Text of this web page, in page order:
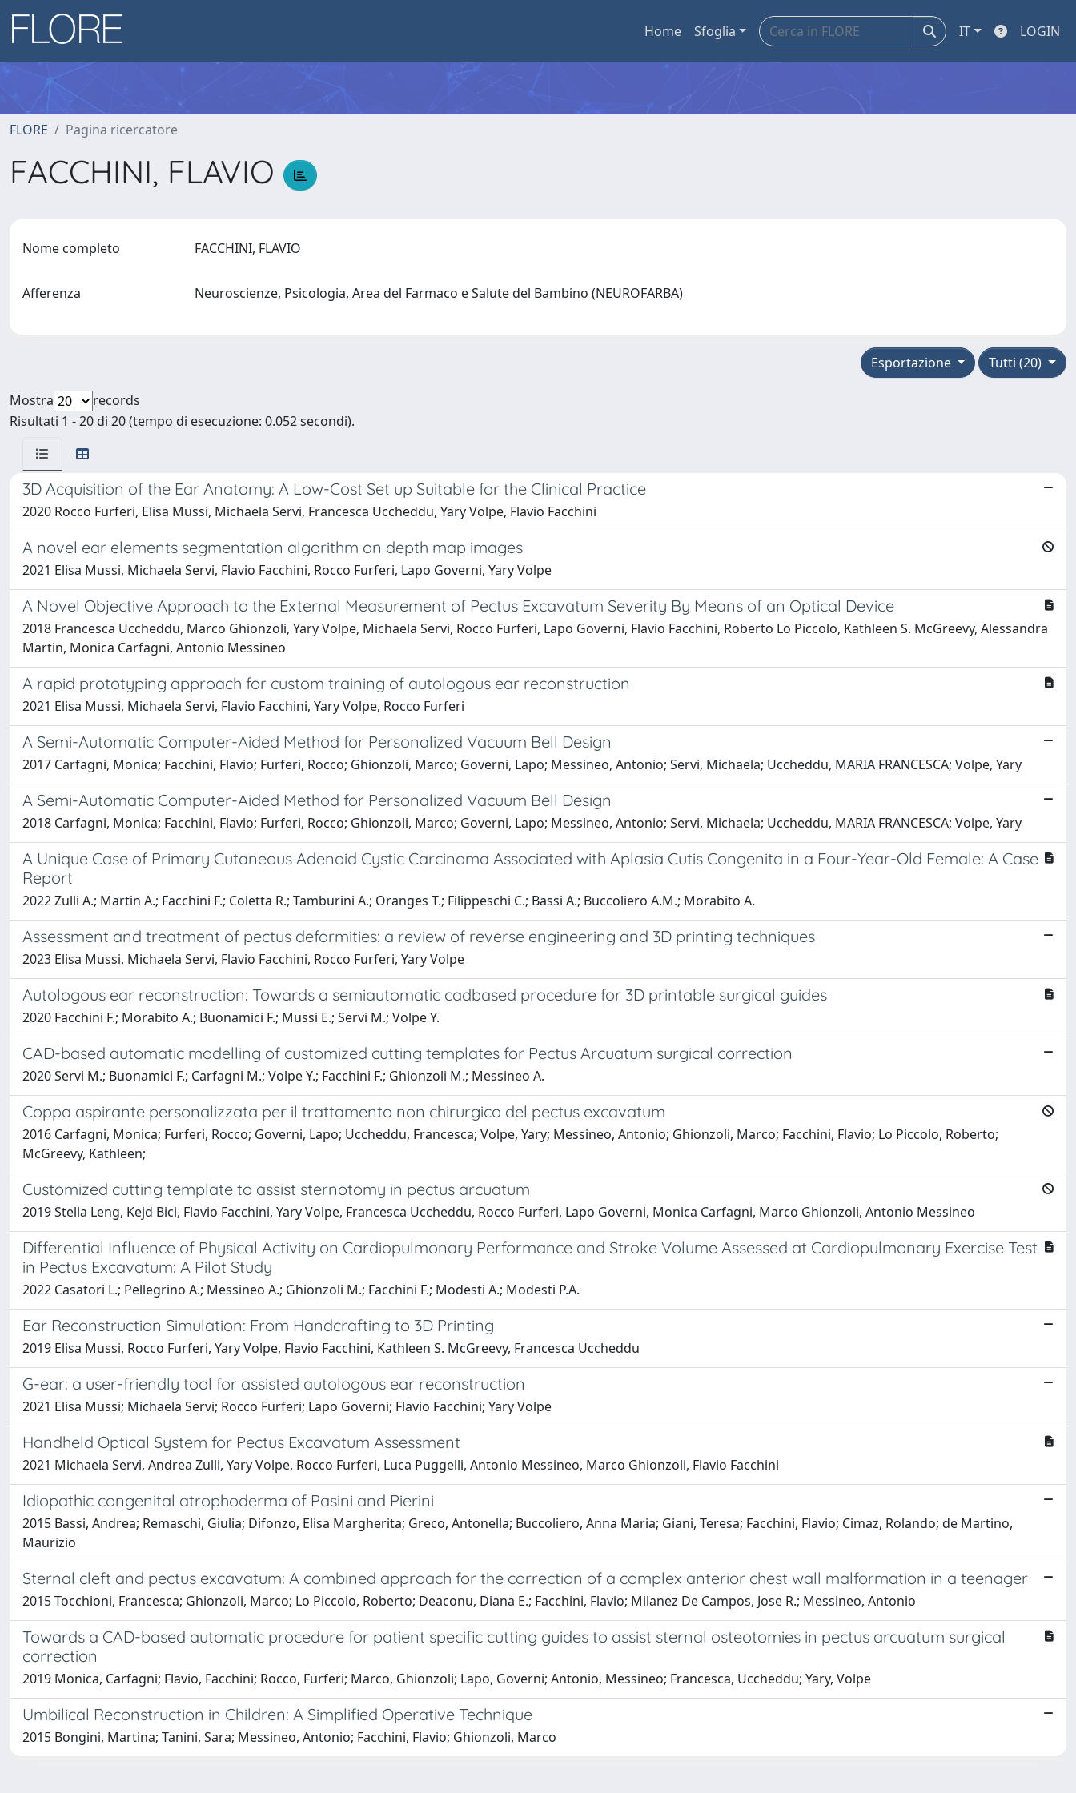
Home Sfoglia IT LOGIN
FLORE Pagina ricercatore
FACCHINI, FLAVIO
Nome completo FACCHINI, FLAVIO
Afferenza Neuroscienze, Psicologia, Area del Farmaco e Salute del Bambino (NEUROFARBA)
Tutti (20)
Esportazione
Mostra
records
Risultati 1 - 20 di 20 (tempo di esecuzione: 0.052 secondi).
3D Acquisition of the Ear Anatomy: A Low-Cost Set up Suitable for the Clinical Practice
2020 Rocco Furferi, Elisa Mussi, Michaela Servi, Francesca Uccheddu, Yary Volpe, Flavio Facchini
A novel ear elements segmentation algorithm on depth map images
2021 Elisa Mussi, Michaela Servi, Flavio Facchini, Rocco Furferi, Lapo Governi, Yary Volpe
A Novel Objective Approach to the External Measurement of Pectus Excavatum Severity By Means of an Optical Device
2018 Francesca Uccheddu, Marco Ghionzoli, Yary Volpe, Michaela Servi, Rocco Furferi, Lapo Governi, Flavio Facchini, Roberto Lo Piccolo, Kathleen S. McGreevy, Alessandra
Martin, Monica Carfagni, Antonio Messineo
A rapid prototyping approach for custom training of autologous ear reconstruction
2021 Elisa Mussi, Michaela Servi, Flavio Facchini, Yary Volpe, Rocco Furferi
A Semi-Automatic Computer-Aided Method for Personalized Vacuum Bell Design
2017 Carfagni, Monica; Facchini, Flavio; Furferi, Rocco; Ghionzoli, Marco; Governi, Lapo; Messineo, Antonio; Servi, Michaela; Uccheddu, MARIA FRANCESCA; Volpe, Yary
A Semi-Automatic Computer-Aided Method for Personalized Vacuum Bell Design
2018 Carfagni, Monica; Facchini, Flavio; Furferi, Rocco; Ghionzoli, Marco; Governi, Lapo; Messineo, Antonio; Servi, Michaela; Uccheddu, MARIA FRANCESCA; Volpe, Yary
A Unique Case of Primary Cutaneous Adenoid Cystic Carcinoma Associated with Aplasia Cutis Congenita in a Four-Year-Old Female: A Case
Report
2022 Zulli A.; Martin A.; Facchini F.; Coletta R.; Tamburini A.; Oranges T.; Filippeschi C.; Bassi A.; Buccoliero A.M.; Morabito A.
Assessment and treatment of pectus deformities: a review of reverse engineering and 3D printing techniques
2023 Elisa Mussi, Michaela Servi, Flavio Facchini, Rocco Furferi, Yary Volpe
Autologous ear reconstruction: Towards a semiautomatic cadbased procedure for 3D printable surgical guides
2020 Facchini F.; Morabito A.; Buonamici F.; Mussi E.; Servi M.; Volpe Y.
CAD-based automatic modelling of customized cutting templates for Pectus Arcuatum surgical correction
2020 Servi M.; Buonamici F.; Carfagni M.; Volpe Y.; Facchini F.; Ghionzoli M.; Messineo A.
Coppa aspirante personalizzata per il trattamento non chirurgico del pectus excavatum
2016 Carfagni, Monica; Furferi, Rocco; Governi, Lapo; Uccheddu, Francesca; Volpe, Yary; Messineo, Antonio; Ghionzoli, Marco; Facchini, Flavio; Lo Piccolo, Roberto;
McGreevy, Kathleen;
Customized cutting template to assist sternotomy in pectus arcuatum
2019 Stella Leng, Kejd Bici, Flavio Facchini, Yary Volpe, Francesca Uccheddu, Rocco Furferi, Lapo Governi, Monica Carfagni, Marco Ghionzoli, Antonio Messineo
Differential Influence of Physical Activity on Cardiopulmonary Performance and Stroke Volume Assessed at Cardiopulmonary Exercise Test
in Pectus Excavatum: A Pilot Study
2022 Casatori L.; Pellegrino A.; Messineo A.; Ghionzoli M.; Facchini F.; Modesti A.; Modesti P.A.
Ear Reconstruction Simulation: From Handcrafting to 3D Printing
2019 Elisa Mussi, Rocco Furferi, Yary Volpe, Flavio Facchini, Kathleen S. McGreevy, Francesca Uccheddu
G-ear: a user-friendly tool for assisted autologous ear reconstruction
2021 Elisa Mussi; Michaela Servi; Rocco Furferi; Lapo Governi; Flavio Facchini; Yary Volpe
Handheld Optical System for Pectus Excavatum Assessment
2021 Michaela Servi, Andrea Zulli, Yary Volpe, Rocco Furferi, Luca Puggelli, Antonio Messineo, Marco Ghionzoli, Flavio Facchini
Idiopathic congenital atrophoderma of Pasini and Pierini
2015 Bassi, Andrea; Remaschi, Giulia; Difonzo, Elisa Margherita; Greco, Antonella; Buccoliero, Anna Maria; Giani, Teresa; Facchini, Flavio; Cimaz, Rolando; de Martino,
Maurizio
Sternal cleft and pectus excavatum: A combined approach for the correction of a complex anterior chest wall malformation in a teenager
2015 Tocchioni, Francesca; Ghionzoli, Marco; Lo Piccolo, Roberto; Deaconu, Diana E.; Facchini, Flavio; Milanez De Campos, Jose R.; Messineo, Antonio
Towards a CAD-based automatic procedure for patient specific cutting guides to assist sternal osteotomies in pectus arcuatum surgical
correction
2019 Monica, Carfagni; Flavio, Facchini; Rocco, Furferi; Marco, Ghionzoli; Lapo, Governi; Antonio, Messineo; Francesca, Uccheddu; Yary, Volpe
Umbilical Reconstruction in Children: A Simplified Operative Technique
2015 Bongini, Martina; Tanini, Sara; Messineo, Antonio; Facchini, Flavio; Ghionzoli, Marco